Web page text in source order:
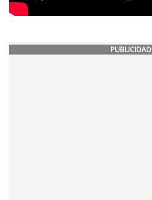
PUBLICIDAD